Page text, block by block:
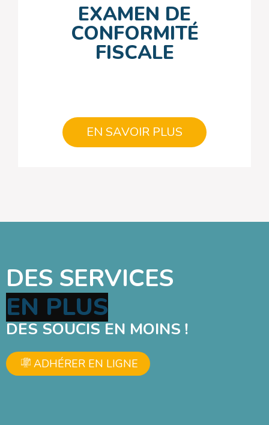
EXAMEN DE
CONFORMITÉ
FISCALE
EN SAVOIR PLUS
DES SERVICES
DES SOUCIS EN MOINS !
ADHÉRER EN LIGNE